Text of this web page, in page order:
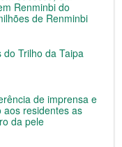
Renminbi do
de Renminbi
Trilho da Taipa
de imprensa e
aos residentes as
da pele